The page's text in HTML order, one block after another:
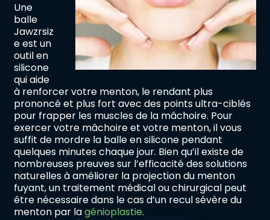
Une
balle
Jawzrsiz
e est un
outil en
silicone
qui aide
à renforcer votre menton, le rendant plus
prononcé et plus fort avec des points ultra-ciblés
pour frapper les muscles de la mâchoire. Pour
exercer votre mâchoire et votre menton, il vous
suffit de mordre la balle en silicone pendant
quelques minutes chaque jour. Bien qu’il existe de
nombreuses preuves sur l’efficacité des solutions
naturelles à améliorer la projection du menton
fuyant, un traitement médical ou chirurgical peut
être nécessaire dans le cas d’un recul sévère du
menton par lagénioplastie.